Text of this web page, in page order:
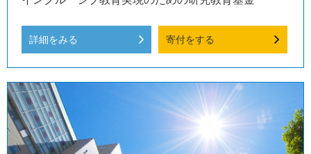
詳細をみる 寄付をする